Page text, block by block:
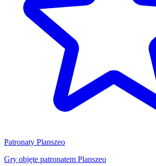
Patronaty Planszeo
Gry objęte patronatem Planszeo